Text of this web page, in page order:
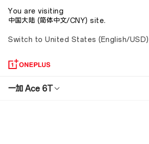
一
加
Ace
6T
You are visiting
中国大陆 (简体中文/CNY) site.
Switch to United States (English/USD)
一加 Ace 6T